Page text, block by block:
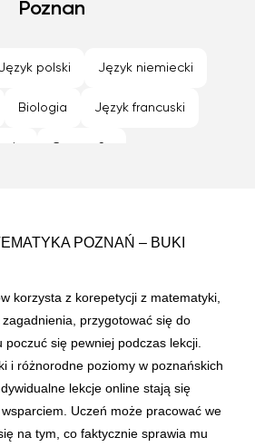
Tarnów Toruń
Zabrze Zamość
Poznan
Język polski Język niemiecki
Biologia Język francuski
Geografia
POZNAŃ – BUKI
korzysta z korepetycji z matematyki,
przygotować się do
się pewniej podczas lekcji.
i różnorodne poziomy w poznańskich
lekcje online stają się
Uczeń może pracować we
na tym, co faktycznie sprawia mu